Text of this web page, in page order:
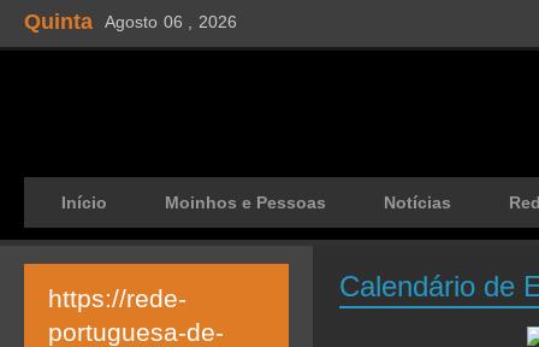
Quinta Agosto 06 , 2026
Início Moinhos e Pessoas Notícias
Calendário de
https://rede-
portuguesa-de-